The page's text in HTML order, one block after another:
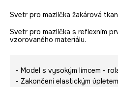
Svetr pro mazlíčka žakárová
Svetr pro mazlíčka s reflexním
vzorovaného materiálu.
- Model s vysokým límcem -
- Zakončení elastickým